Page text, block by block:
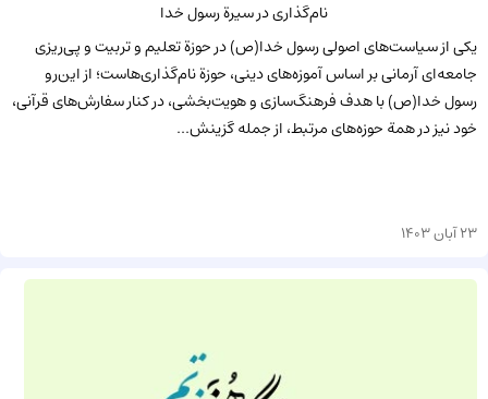
نام‌گذاری در سیرة رسول خدا
یکی از سیاست‌های اصولی رسول خدا(ص) در حوزة تعلیم و تربیت و پی‌ریزی
جامعه‌ای آرمانی بر اساس آموزه‌های دینی، حوزة نام‌گذاری‌هاست؛ از این‌رو
رسول خدا(ص) با هدف فرهنگ‌سازی و هویت‌بخشی، در کنار سفارش‌های قرآنی،
خود نیز در همة حوزه‌های مرتبط، از جمله گزینش...
23 آبان 1403